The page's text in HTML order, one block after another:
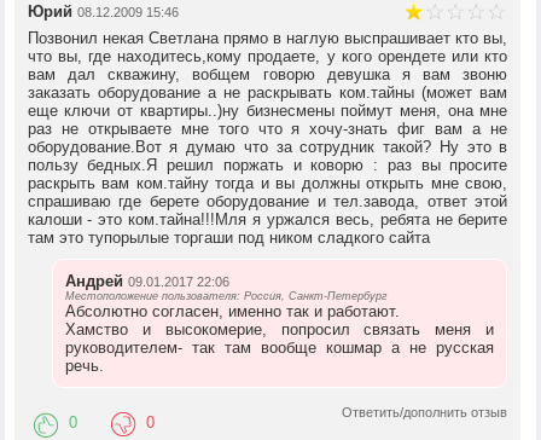
Юрий 08.12.2009 15:46
Позвонил некая Светлана прямо в наглую выспрашивает кто вы,
что вы, где находитесь,кому продаете, у кого орендете или кто
вам дал скважину, вобщем говорю девушка я вам звоню
заказать оборудование а не раскрывать ком.тайны (может вам
еще ключи от квартиры..)ну бизнесмены поймут меня, она мне
раз не открываете мне того что я хочу-знать фиг вам а не
оборудование.Вот я думаю что за сотрудник такой? Ну это в
пользу бедных.Я решил поржать и коворю : раз вы просите
раскрыть вам ком.тайну тогда и вы должны открыть мне свою,
спрашиваю где берете оборудование и тел.завода, ответ этой
калоши - это ком.тайна!!!Мля я уржался весь, ребята не берите
там это тупорылые торгаши под ником сладкого сайта
Андрей 09.01.2017 22:06
Местоположение пользователя: Россия, Санкт-Петербург
Абсолютно согласен, именно так и работают.
Хамство и высокомерие, попросил связать меня и
руководителем- так там вообще кошмар а не русская
речь.
Ответить/дополнить отзыв
0 0